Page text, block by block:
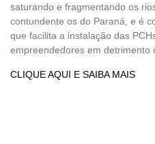
saturando e fragmentando os
contundente os do Paraná, e é
que facilita a instalação das
empreendedores em detrimento
CLIQUE AQUI E SAIBA MAIS